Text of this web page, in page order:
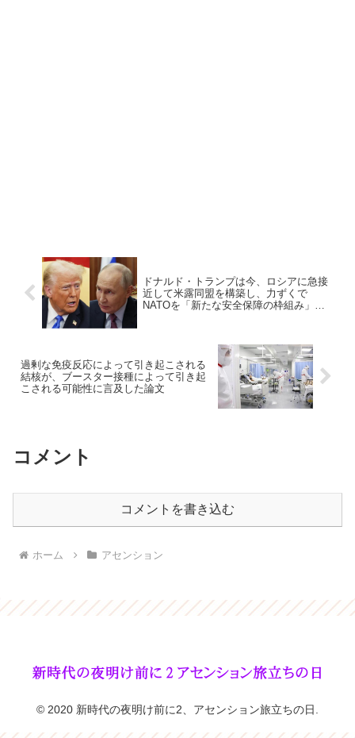
ドナルド・トランプは今、ロシアに急接
近して米露同盟を構築し、力ずくで
NATOを「新たな安全保障の枠組み」に
過剰な免疫反応によって引き起こされる
結核が、ブースター接種によって引き起
こされる可能性に言及した論文
コメント
コメントを書き込む
ホーム アセンション
© 2020 新時代の夜明け前に2、アセンション旅立ちの日.